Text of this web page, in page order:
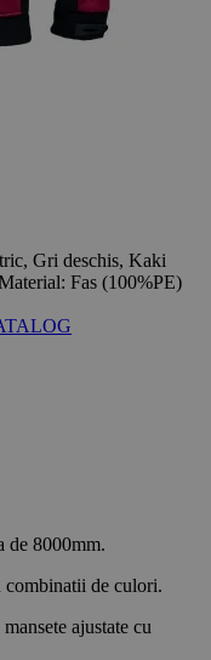
Gri deschis, Kaki
Fas (100%PE)
de 8000mm.
combinatii de culori.
ajustate cu